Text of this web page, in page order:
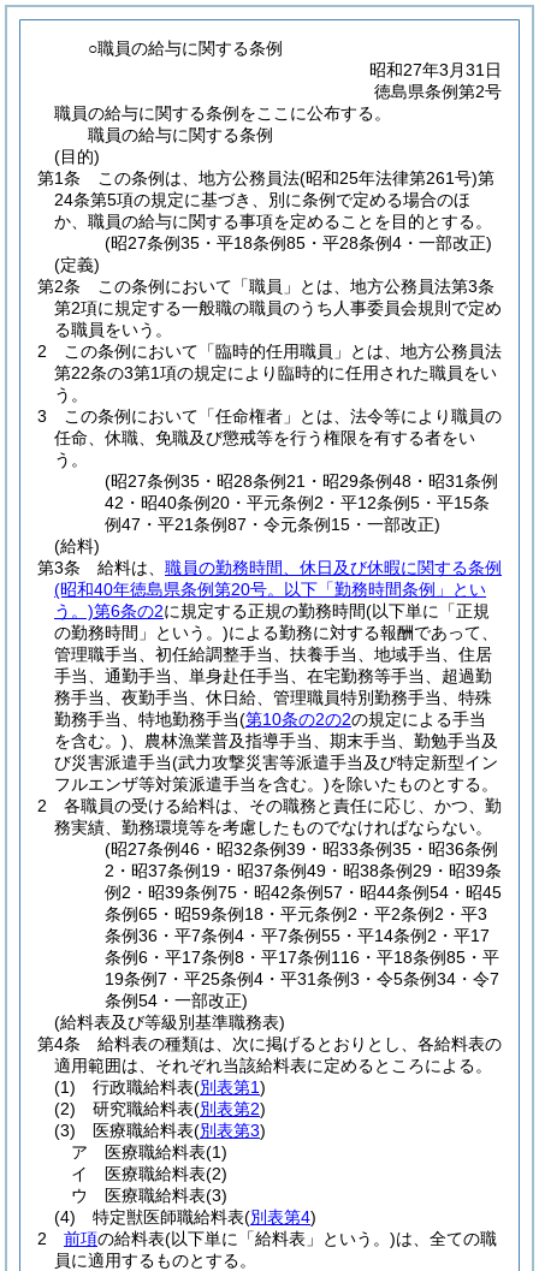
○職員の給与に関する条例
昭和27年3月31日
徳島県条例第2号
職員の給与に関する条例をここに公布する。
職員の給与に関する条例
(目的)
第1条
この条例は、地方公務員法(昭和25年法律第261号)第
24条第5項の規定に基づき、別に条例で定める場合のほ
か、職員の給与に関する事項を定めることを目的とする。
(昭27条例35・平18条例85・平28条例4・一部改正)
(定義)
第2条
この条例において「職員」とは、地方公務員法第3条
第2項に規定する一般職の職員のうち人事委員会規則で定め
る職員をいう。
2
この条例において「臨時的任用職員」とは、地方公務員法
第22条の3第1項の規定により臨時的に任用された職員をい
う。
3
この条例において「任命権者」とは、法令等により職員の
任命、休職、免職及び懲戒等を行う権限を有する者をい
う。
(昭27条例35・昭28条例21・昭29条例48・昭31条例
42・昭40条例20・平元条例2・平12条例5・平15条
例47・平21条例87・令元条例15・一部改正)
(給料)
第3条
給料は、 職員の勤務時間、休日及び休暇に関する条例
(昭和40年徳島県条例第20号。以下「勤務時間条例」とい
う。)第6条の2に規定する正規の勤務時間(以下単に「正規
の勤務時間」という。)による勤務に対する報酬であって、
管理職手当、初任給調整手当、扶養手当、地域手当、住居
手当、通勤手当、単身赴任手当、在宅勤務等手当、超過勤
務手当、夜勤手当、休日給、管理職員特別勤務手当、特殊
勤務手当、特地勤務手当(第10条の2の2の規定による手当
を含む。) 、農林漁業普及指導手当、期末手当、勤勉手当及
び災害派遣手当(武力攻撃災害等派遣手当及び特定新型イン
フルエンザ等対策派遣手当を含む。)を除いたものとする。
2
各職員の受ける給料は、その職務と責任に応じ、かつ、勤
務実績、勤務環境等を考慮したものでなければならない。
(昭27条例46・昭32条例39・昭33条例35・昭36条例
2・昭37条例19・昭37条例49・昭38条例29・昭39条
例2・昭39条例75・昭42条例57・昭44条例54・昭45
条例65・昭59条例18・平元条例2・平2条例2・平3
条例36・平7条例4・平7条例55・平14条例2・平17
条例6・平17条例8・平17条例116・平18条例85・平
19条例7・平25条例4・平31条例3・令5条例34・令7
条例54・一部改正)
(給料表及び等級別基準職務表)
第4条
給料表の種類は、次に掲げるとおりとし、各給料表の
適用範囲は、それぞれ当該給料表に定めるところによる。
(1)
行政職給料表(別表第1)
(2)
研究職給料表(別表第2)
(3)
医療職給料表(別表第3)
ア
医療職給料表(1)
イ
医療職給料表(2)
ウ
医療職給料表(3)
(4)
特定獣医師職給料表(別表第4)
2
前項の給料表(以下単に「給料表」という。)は、全ての職
員に適用するものとする。